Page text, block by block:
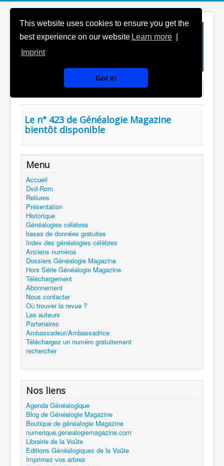
This website uses cookies to ensure you get the
best experience on our website Learn more
Imprint
Got it!
Saisir partie du titre Affichage #
Le n° 423 de Généalogie Magazine
bientôt disponible
Menu
Accueil
Dvd-Rom
Reliures
Présentation
Historique
Généalogies célèbres
bases de données gratuites
Index des généalogies célèbres
Anciens numéros
Dossiers Généalogie Magazine
Hors Série Généalogie Magazine
Téléchargement
Abonnement
Nous contacter
Où trouver la revue ?
Les auteurs
Partenaires
Ambassadeur/Ambassadrice
Téléchargez un numéro gratuitement
rechercher
Nos liens
Agenda Généalogique
Blog de Généalogie Magazine
Boutique de généalogie Magazine
numerique.genealogiemagazine.com
Librairie de la Voûte
Editions Généalogiques de la Voûte
Imprimez vos arbres